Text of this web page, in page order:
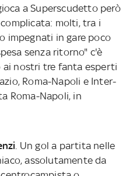
a Superscudetto però
molti, tra i
impegnati in gare poco
senza ritorno" c'è
ai nostri tre fanta esperti
Roma-Napoli e Inter-
Roma-Napoli, in
. Un gol a partita nelle
assolutamente da